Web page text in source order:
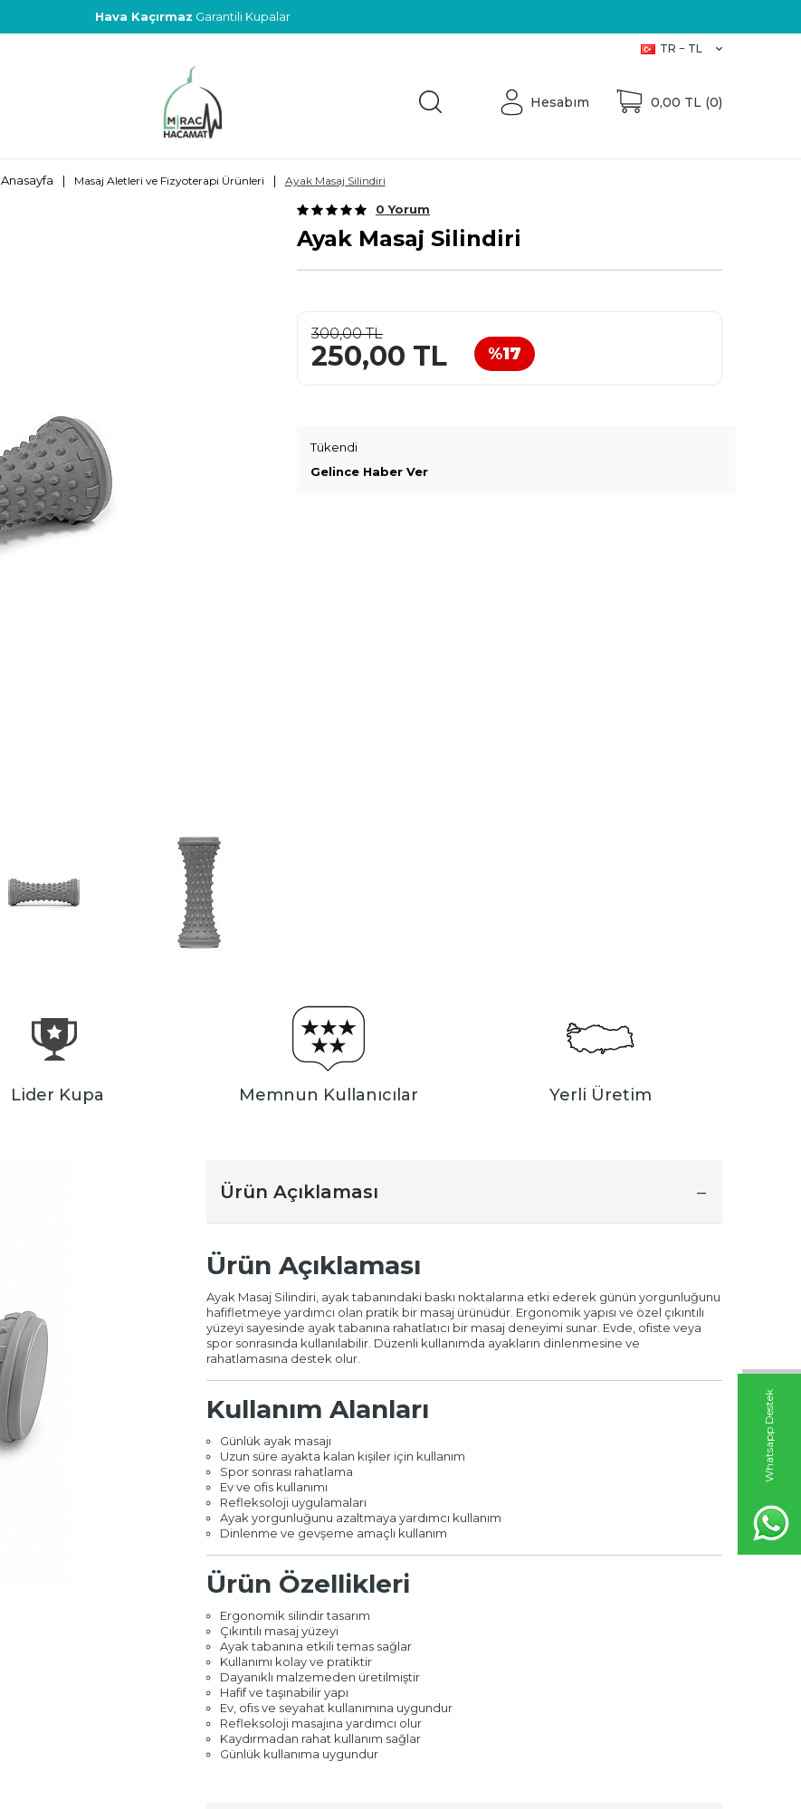
W
h
t
s
a
p
p
D
e
s
t
e
k
H
a
t
t
Hava Kaçırmaz Garantili Kupalar
TR − TL
Hesabım 0,00 TL (0)
Anasayfa | Masaj Aletleri ve Fizyoterapi Ürünleri | Ayak Masaj Silindiri
0 Yorum
Ayak Masaj Silindiri
300,00TL
250,00 TL %17
Tükendi
Gelince Haber Ver
Lider Kupa Memnun Kullanıcılar Yerli Üretim
Ürün Açıklaması
Ürün Açıklaması
Ayak Masaj Silindiri, ayak tabanındaki baskı noktalarına etki ederek günün yorgunluğunu
hafifletmeye yardımcı olan pratik bir masaj ürünüdür. Ergonomik yapısı ve özel çıkıntılı
yüzeyi sayesinde ayak tabanına rahatlatıcı bir masaj deneyimi sunar. Evde, ofiste veya
spor sonrasında kullanılabilir. Düzenli kullanımda ayakların dinlenmesine ve
rahatlamasına destek olur.
Kullanım Alanları
Günlük ayak masajı
Uzun süre ayakta kalan kişiler için kullanım
Spor sonrası rahatlama
Ev ve ofis kullanımı
Refleksoloji uygulamaları
Ayak yorgunluğunu azaltmaya yardımcı kullanım
Dinlenme ve gevşeme amaçlı kullanım
Ürün Özellikleri
Ergonomik silindir tasarım
Çıkıntılı masaj yüzeyi
Ayak tabanına etkili temas sağlar
Kullanımı kolay ve pratiktir
Dayanıklı malzemeden üretilmiştir
Hafif ve taşınabilir yapı
Ev, ofis ve seyahat kullanımına uygundur
Refleksoloji masajına yardımcı olur
Kaydırmadan rahat kullanım sağlar
Günlük kullanıma uygundur